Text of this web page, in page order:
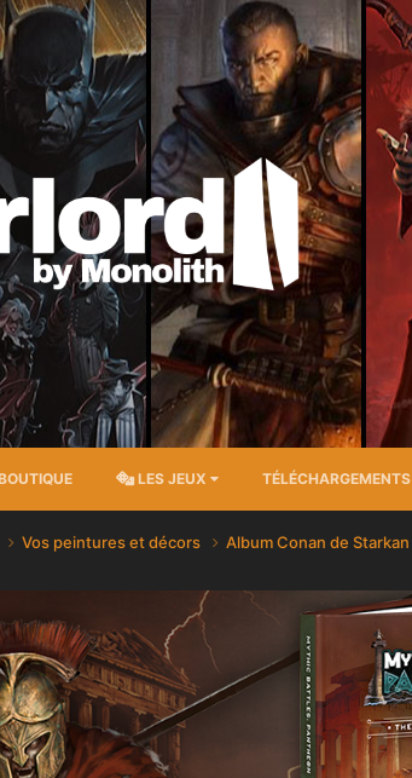
LES JEUX TÉLÉCHARGEMENTS
Vos peintures et décors Album Conan de Starkan